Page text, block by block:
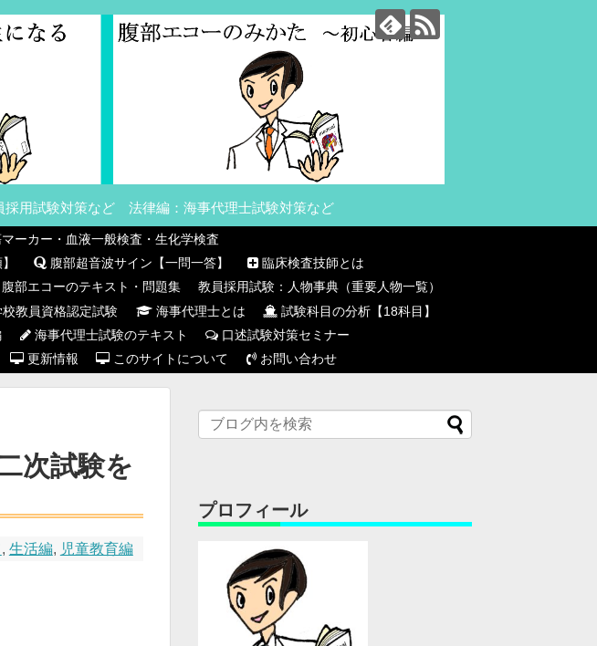
用試験対策など 法律編：海事代理士試験対策など
ーカー・血液一般検査・生化学検査
腹部超音波サイン【一問一答】
臨床検査技師とは
部エコーのテキスト・問題集
教員採用試験：人物事典（重要人物一覧）
校教員資格認定試験 海事代理士とは
試験科目の分析【18科目】
海事代理士試験のテキスト
口述試験対策セミナー
更新情報 このサイトについて お問い合わせ
次試験を
, 生活編, 児童教育編
プロフィール